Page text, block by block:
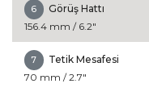
6
Görüş Hattı
156.4 mm / 6.2"
7
Tetik Mesafesi
70 mm / 2.7"